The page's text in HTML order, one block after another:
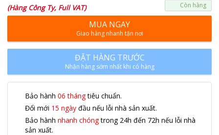
(Hàng Công Ty, Full VAT) Còn hàng
MUA NGAY
Giao hàng nhanh tận nơi
ĐẶT HÀNG TRƯỚC
Nhận hàng sớm nhất khi có hàng
Bảo hành 06 thángtiêu chuẩn.
Đổi mới 15 ngày đầu nếu lỗi nhà sản xuất.
Bảo hành nhanh chóngtrong 24h đến 72h nếu lỗi nhà
sản xuất.